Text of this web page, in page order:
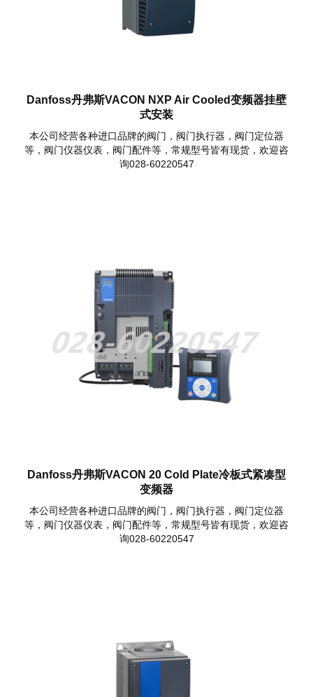
Danfoss丹弗斯VACON NXP Air Cooled变频器挂壁
式安装
本公司经营各种进口品牌的阀门，阀门执行器，阀门定位器
等，阀门仪器仪表，阀门配件等，常规型号皆有现货，欢迎咨
询028-60220547
Danfoss丹弗斯VACON 20 Cold Plate冷板式紧凑型
变频器
本公司经营各种进口品牌的阀门，阀门执行器，阀门定位器
等，阀门仪器仪表，阀门配件等，常规型号皆有现货，欢迎咨
询028-60220547